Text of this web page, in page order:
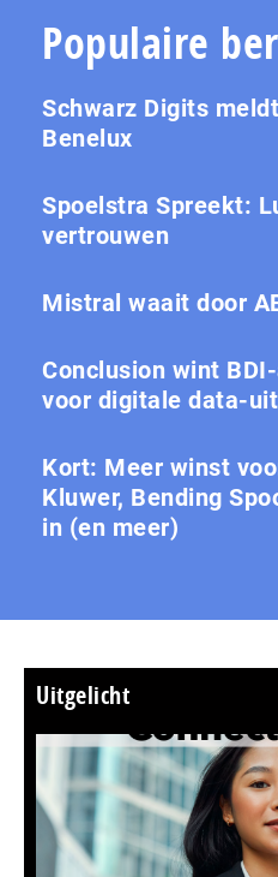
Populaire
Schwarz Digits
Benelux
Spoelstra Spreekt:
vertrouwen
Mistral waait door
Conclusion wint
voor digitale data-
Kort: Meer winst
Kluwer, Bending
in (en meer)
Uitgelicht